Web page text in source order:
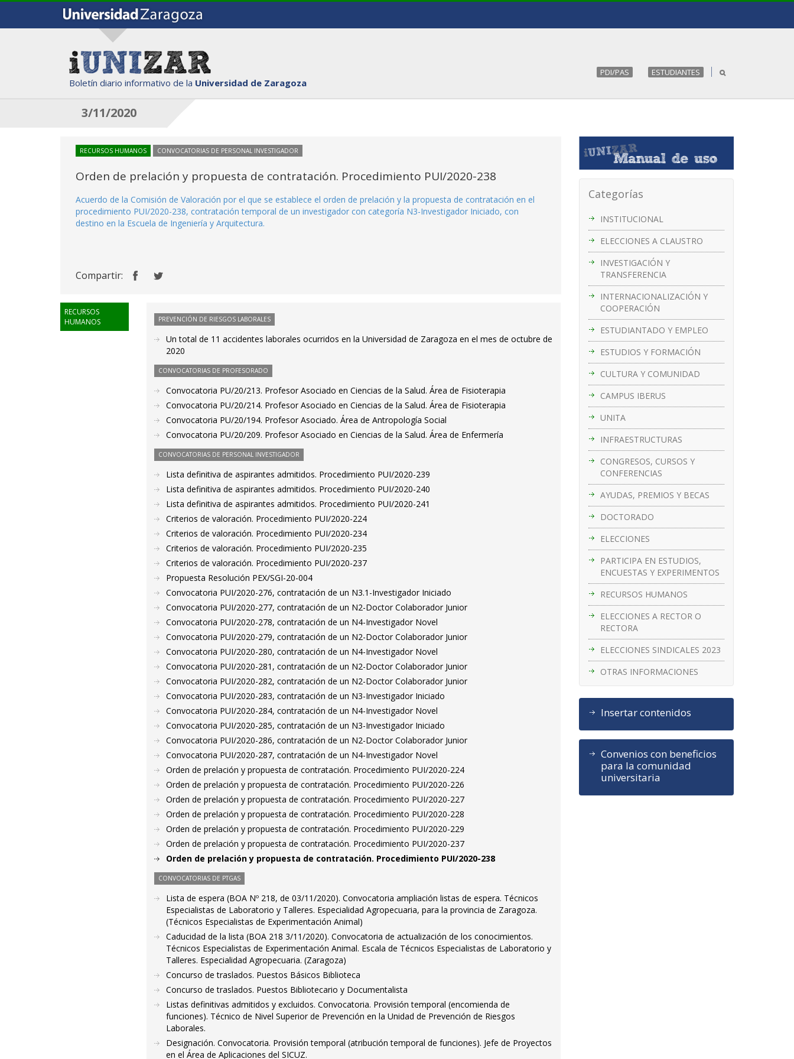
Boletín diario informativo de la Universidad de Zaragoza
PDI/PAS ESTUDIANTES
3/11/2020
Categorías
INSTITUCIONAL
ELECCIONES A CLAUSTRO
INVESTIGACIÓN Y
TRANSFERENCIA
INTERNACIONALIZACIÓN Y
COOPERACIÓN
ESTUDIANTADO Y EMPLEO
ESTUDIOS Y FORMACIÓN
CULTURA Y COMUNIDAD
CAMPUS IBERUS
UNITA
INFRAESTRUCTURAS
CONGRESOS, CURSOS Y
CONFERENCIAS
AYUDAS, PREMIOS Y BECAS
DOCTORADO
ELECCIONES
PARTICIPA EN ESTUDIOS,
ENCUESTAS Y EXPERIMENTOS
RECURSOS HUMANOS
ELECCIONES A RECTOR O
RECTORA
ELECCIONES SINDICALES 2023
OTRAS INFORMACIONES
Insertar contenidos
Convenios con beneficios
para la comunidad
universitaria
RECURSOS HUMANOS CONVOCATORIAS DE PERSONAL INVESTIGADOR
Orden de prelación y propuesta de contratación. Procedimiento PUI/2020-238
Acuerdo de la Comisión de Valoración por el que se establece el orden de prelación y la propuesta de contratación en el
procedimiento PUI/2020-238, contratación temporal de un investigador con categoría N3-Investigador Iniciado, con
destino en la Escuela de Ingeniería y Arquitectura.
Compartir:
RECURSOS
HUMANOS
PREVENCIÓN DE RIESGOS LABORALES
Un total de 11 accidentes laborales ocurridos en la Universidad de Zaragoza en el mes de octubre de
2020
CONVOCATORIAS DE PROFESORADO
Convocatoria PU/20/213. Profesor Asociado en Ciencias de la Salud. Área de Fisioterapia
Convocatoria PU/20/214. Profesor Asociado en Ciencias de la Salud. Área de Fisioterapia
Convocatoria PU/20/194. Profesor Asociado. Área de Antropología Social
Convocatoria PU/20/209. Profesor Asociado en Ciencias de la Salud. Área de Enfermería
CONVOCATORIAS DE PERSONAL INVESTIGADOR
Lista definitiva de aspirantes admitidos. Procedimiento PUI/2020-239
Lista definitiva de aspirantes admitidos. Procedimiento PUI/2020-240
Lista definitiva de aspirantes admitidos. Procedimiento PUI/2020-241
Criterios de valoración. Procedimiento PUI/2020-224
Criterios de valoración. Procedimiento PUI/2020-234
Criterios de valoración. Procedimiento PUI/2020-235
Criterios de valoración. Procedimiento PUI/2020-237
Propuesta Resolución PEX/SGI-20-004
Convocatoria PUI/2020-276, contratación de un N3.1-Investigador Iniciado
Convocatoria PUI/2020-277, contratación de un N2-Doctor Colaborador Junior
Convocatoria PUI/2020-278, contratación de un N4-Investigador Novel
Convocatoria PUI/2020-279, contratación de un N2-Doctor Colaborador Junior
Convocatoria PUI/2020-280, contratación de un N4-Investigador Novel
Convocatoria PUI/2020-281, contratación de un N2-Doctor Colaborador Junior
Convocatoria PUI/2020-282, contratación de un N2-Doctor Colaborador Junior
Convocatoria PUI/2020-283, contratación de un N3-Investigador Iniciado
Convocatoria PUI/2020-284, contratación de un N4-Investigador Novel
Convocatoria PUI/2020-285, contratación de un N3-Investigador Iniciado
Convocatoria PUI/2020-286, contratación de un N2-Doctor Colaborador Junior
Convocatoria PUI/2020-287, contratación de un N4-Investigador Novel
Orden de prelación y propuesta de contratación. Procedimiento PUI/2020-224
Orden de prelación y propuesta de contratación. Procedimiento PUI/2020-226
Orden de prelación y propuesta de contratación. Procedimiento PUI/2020-227
Orden de prelación y propuesta de contratación. Procedimiento PUI/2020-228
Orden de prelación y propuesta de contratación. Procedimiento PUI/2020-229
Orden de prelación y propuesta de contratación. Procedimiento PUI/2020-237
Orden de prelación y propuesta de contratación. Procedimiento PUI/2020-238
CONVOCATORIAS DE PTGAS
Lista de espera (BOA Nº 218, de 03/11/2020). Convocatoria ampliación listas de espera. Técnicos
Especialistas de Laboratorio y Talleres. Especialidad Agropecuaria, para la provincia de Zaragoza.
(Técnicos Especialistas de Experimentación Animal)
Caducidad de la lista (BOA 218 3/11/2020). Convocatoria de actualización de los conocimientos.
Técnicos Especialistas de Experimentación Animal. Escala de Técnicos Especialistas de Laboratorio y
Talleres. Especialidad Agropecuaria. (Zaragoza)
Concurso de traslados. Puestos Básicos Biblioteca
Concurso de traslados. Puestos Bibliotecario y Documentalista
Listas definitivas admitidos y excluidos. Convocatoria. Provisión temporal (encomienda de
funciones). Técnico de Nivel Superior de Prevención en la Unidad de Prevención de Riesgos
Laborales.
Designación. Convocatoria. Provisión temporal (atribución temporal de funciones). Jefe de Proyectos
en el Área de Aplicaciones del SICUZ.